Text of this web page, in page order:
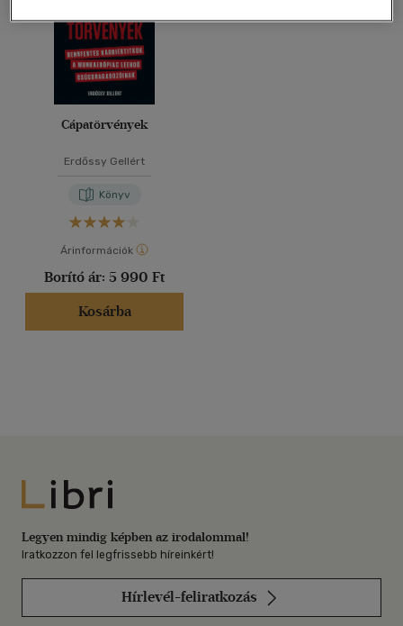
Alkalmaz
Cápatörvények
Erdőssy Gellért
Könyv
Árinformációk
Borító ár: 5 990 Ft
Kosárba
Libri
Legyen mindig képben az irodalommal!
Iratkozzon fel legfrissebb híreinkért!
Hírlevél-feliratkozás